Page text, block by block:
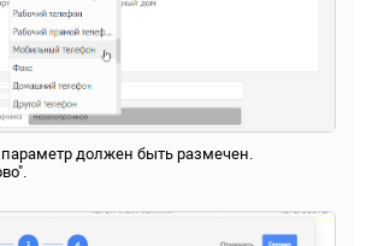
должен быть размечен.